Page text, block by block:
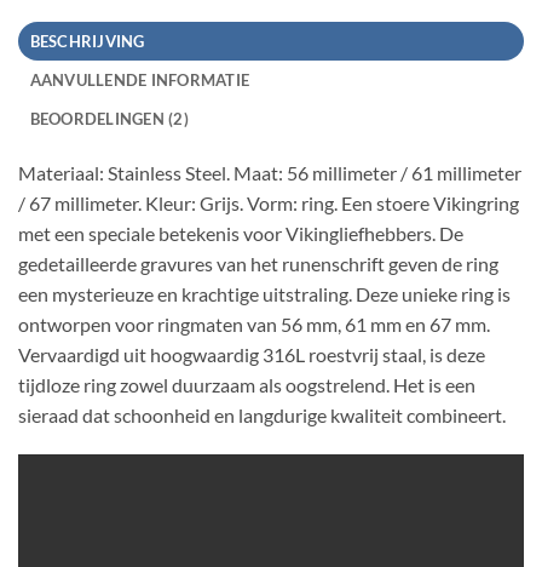
BESCHRIJVING
AANVULLENDE INFORMATIE
BEOORDELINGEN (2)
Materiaal: Stainless Steel. Maat: 56 millimeter / 61 millimeter
/ 67 millimeter. Kleur: Grijs. Vorm: ring. Een stoere Vikingring
met een speciale betekenis voor Vikingliefhebbers. De
gedetailleerde gravures van het runenschrift geven de ring
een mysterieuze en krachtige uitstraling. Deze unieke ring is
ontworpen voor ringmaten van 56 mm, 61 mm en 67 mm.
Vervaardigd uit hoogwaardig 316L roestvrij staal, is deze
tijdloze ring zowel duurzaam als oogstrelend. Het is een
sieraad dat schoonheid en langdurige kwaliteit combineert.